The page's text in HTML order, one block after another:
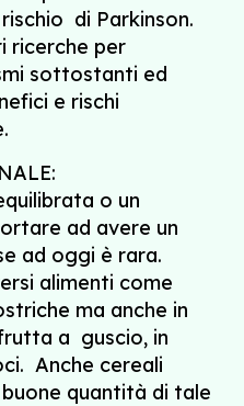
di Parkinson.
ricerche per
sottostanti ed
e rischi
o un
ad avere un
ad oggi è rara.
alimenti come
ma anche in
a guscio, in
Anche cereali
quantità di tale